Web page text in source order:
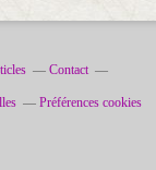
Contact
Préférences cookies